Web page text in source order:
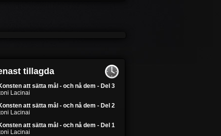
tillagda
att sätta mål - och nå dem - Del 3
Lacinai
att sätta mål - och nå dem - Del 2
Lacinai
att sätta mål - och nå dem - Del 1
Lacinai